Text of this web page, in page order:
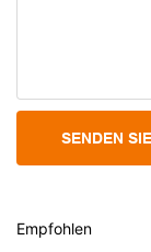
SENDEN
Empfohlen